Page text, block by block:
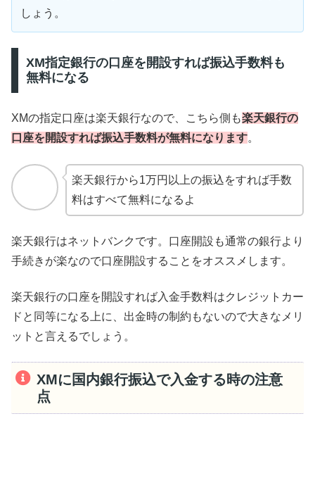
しょう。
XM指定銀行の口座を開設すれば振込手数料も
無料になる
XMの指定口座は楽天銀行なので、こちら側も楽天銀行の
口座を開設すれば振込手数料が無料になります。
楽天銀行から1万円以上の振込をすれば手数
料はすべて無料になるよ
楽天銀行はネットバンクです。口座開設も通常の銀行より
手続きが楽なので口座開設することをオススメします。
楽天銀行の口座を開設すれば入金手数料はクレジットカー
ドと同等になる上に、出金時の制約もないので大きなメリ
ットと言えるでしょう。
XMに国内銀行振込で入金する時の注意
点